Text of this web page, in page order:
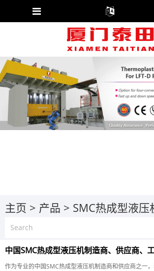
主页 > 产品 > SMC热成型液压
中国SMC热成型液压机制造商、供应商、
作为专业的中国SMC热成型液压机制造商和供应商之一，